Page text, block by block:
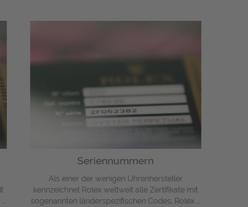
Seriennummern
Als einer der wenigen Uhrenhersteller
kennzeichnet Rolex weltweit alle Zertifikate mit
sogenannten länderspezifischen Codes. Rolex ...